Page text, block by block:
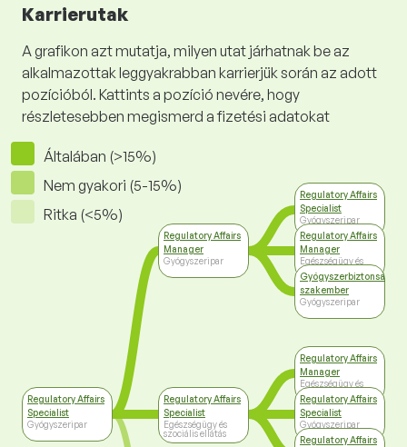
Karrierutak
A grafikon azt mutatja, milyen utat járhatnak be az
alkalmazottak leggyakrabban karrierjük során az adott
pozícióból. Kattints a pozíció nevére, hogy
részletesebben megismerd a fizetési adatokat
Általában (>15%)
Nem gyakori (5-15%)
Ritka (<5%)
Regulatory Affairs
Specialist
Gyógyszeripar
Regulatory Affairs
Manager
Gyógyszeripar
Regulatory Affairs
Specialist
Egészségügy és
szociális ellátás
Regulatory Affairs
Specialist
Gyógyszeripar
Regulatory Affairs
Manager
Egészségügy és
szociális ellátás
Gyógyszerbiztonsági
szakember
Gyógyszeripar
Regulatory Affairs
Manager
Egészségügy és
szociális ellátás
Regulatory Affairs
Specialist
Gyógyszeripar
Regulatory Affairs